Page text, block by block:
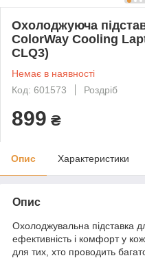
Охолоджуюча
ColorWay Cooling
CLQ3)
Немає в наявності
Код: 601573
Роздріб
899 ₴
Опис Характеристики
Опис
Охолоджувальна підставка
ефективність і комфорт у
для тих, хто проводить